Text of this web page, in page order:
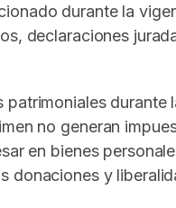
durante la
declaraciones
patrimoniales durante
no generan
en bienes
donaciones y